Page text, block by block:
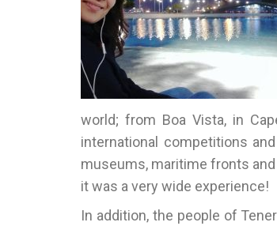
world; from Boa Vista, in
international competitions
museums, maritime fronts
it was a very wide experience!
In addition, the people of